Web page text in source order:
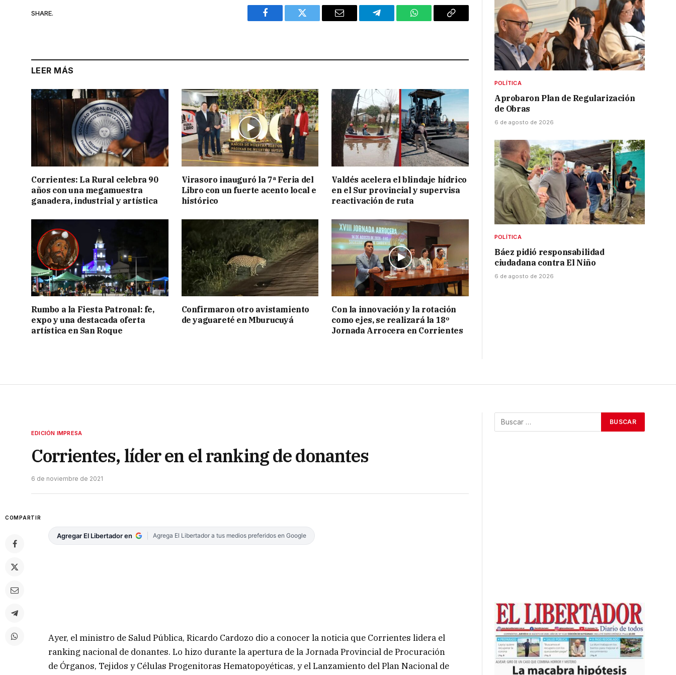
SHARE.
Facebook Twitter Email Telegram WhatsAppCopy
LEER MÁS
Corrientes: La Rural celebra 90
años con una megamuestra
ganadera, industrial y artística
Virasoro inauguró la 7ª Feria del
Libro con un fuerte acento local e
histórico
Valdés acelera el blindaje hídrico
en el Sur provincial y supervisa
reactivación de ruta
Rumbo a la Fiesta Patronal: fe,
expo y una destacada oferta
artística en San Roque
Confirmaron otro avistamiento
de yaguareté en Mburucuyá
Con la innovación y la rotación
como ejes, se realizará la 18º
Jornada Arrocera en Corrientes
POLÍTICA
Aprobaron Plan de Regularización
de Obras
6 de agosto de 2026
POLÍTICA
Báez pidió responsabilidad
ciudadana contra El Niño
6 de agosto de 2026
EDICIÓN IMPRESA
Corrientes, líder en el ranking de donantes
6 de noviembre de 2021
COMPARTIR
Agregar El Libertador en Agrega El Libertador a tus medios preferidos en Google
Ayer, el ministro de Salud Pública, Ricardo Cardozo dio a conocer la noticia que Corrientes lidera el
ranking nacional de donantes. Lo hizo durante la apertura de la Jornada Provincial de Procuración
de Órganos, Tejidos y Células Progenitoras Hematopoyéticas, y el Lanzamiento del Plan Nacional de